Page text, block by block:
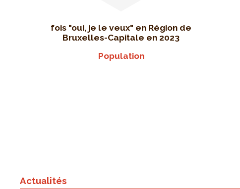
fois "oui, je le veux" en Région de
Bruxelles-Capitale en 2023
Population
Actualités